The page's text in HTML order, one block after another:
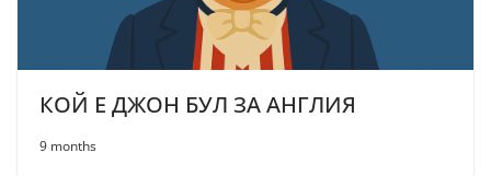
КОЙ Е ДЖОН БУЛ ЗА АНГЛИЯ
9 months